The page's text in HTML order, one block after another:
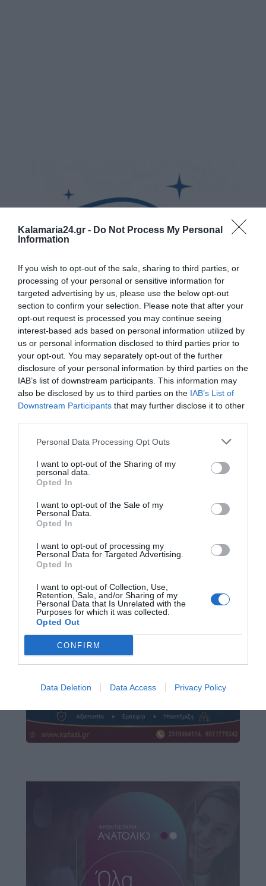
Kalamaria24.gr - Do Not Process My Personal
Information
If you wish to opt-out of the sale, sharing to third parties, or
processing of your personal or sensitive information for
targeted advertising by us, please use the below opt-out
section to confirm your selection. Please note that after your
opt-out request is processed you may continue seeing
interest-based ads based on personal information utilized by
us or personal information disclosed to third parties prior to
your opt-out. You may separately opt-out of the further
disclosure of your personal information by third parties on the
IAB’s list of downstream participants. This information may
also be disclosed by us to third parties on the IAB’s List of
Downstream Participants that may further disclose it to other
Personal Data Processing Opt Outs
I want to opt-out of the Sharing of my
personal data.
Opted In
I want to opt-out of the Sale of my
Personal Data.
Opted In
I want to opt-out of processing my
Personal Data for Targeted Advertising.
Opted In
I want to opt-out of Collection, Use,
Retention, Sale, and/or Sharing of my
Personal Data that Is Unrelated with the
Purposes for which it was collected.
Opted Out
CONFIRM
Data Deletion Data Access Privacy Policy